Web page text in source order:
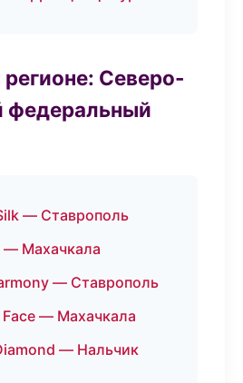
Северо-
федеральный
— Ставрополь
Махачкала
— Ставрополь
Face — Махачкала
— Нальчик